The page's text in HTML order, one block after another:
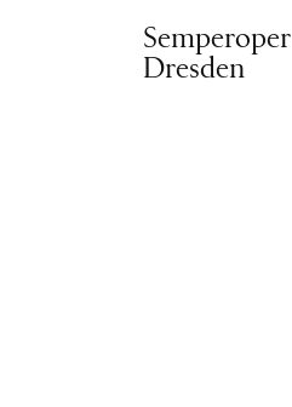
Semperoper
Dresden